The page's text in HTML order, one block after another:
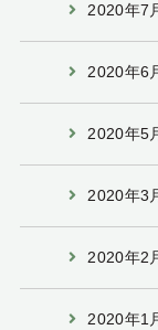
2020年7
2020年6
2020年5
2020年3
2020年2
2020年1